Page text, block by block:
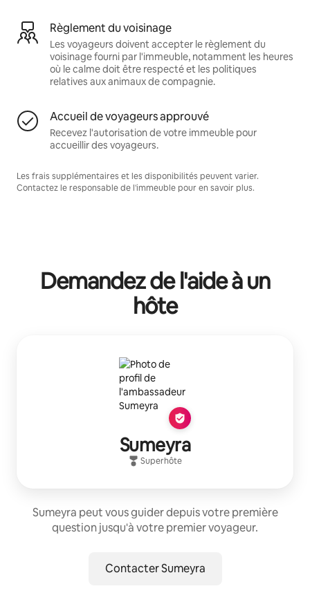
Règlement du voisinage
Les voyageurs doivent accepter le règlement du
voisinage fourni par l'immeuble, notamment les heures
où le calme doit être respecté et les politiques
relatives aux animaux de compagnie.
Accueil de voyageurs approuvé
Recevez l'autorisation de votre immeuble pour
accueillir des voyageurs.
Les frais supplémentaires et les disponibilités peuvent varier.
Contactez le responsable de l'immeuble pour en savoir plus.
Demandez de l'aide à un
hôte
Sumeyra
Superhôte
Sumeyra peut vous guider depuis votre première
question jusqu'à votre premier voyageur.
Contacter Sumeyra